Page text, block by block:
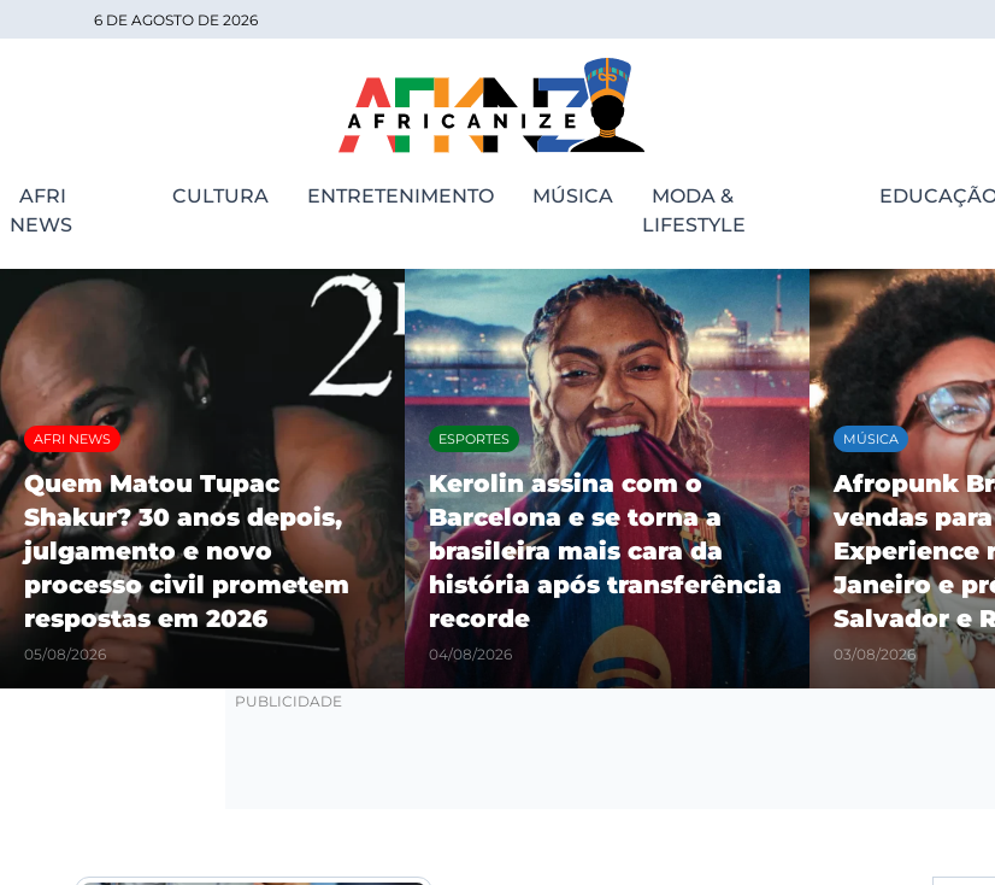
6 DE AGOSTO DE 2026
AFRI
NEWS
CULTURA ENTRETENIMENTO MÚSICA
MODA &
LIFESTYLE
AFRI NEWS
Quem Matou Tupac
Shakur? 30 anos depois,
julgamento e novo
processo civil prometem
respostas em 2026
05/08/2026
ESPORTES
Kerolin assina com o
Barcelona e se torna a
brasileira mais cara da
história após transferência
recorde
04/08/2026
MÚSICA
Afropunk
vendas
Experience
Janeiro e
Salvador e
03/08/2026